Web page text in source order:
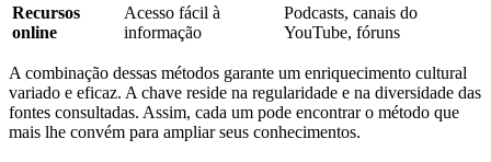
Recursos
online
Acesso fácil à
informação
Podcasts, canais do
YouTube, fóruns
A combinação dessas métodos garante um enriquecimento cultural
variado e eficaz. A chave reside na regularidade e na diversidade das
fontes consultadas. Assim, cada um pode encontrar o método que
mais lhe convém para ampliar seus conhecimentos.